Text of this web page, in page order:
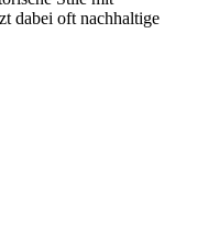
dabei oft nachhaltige